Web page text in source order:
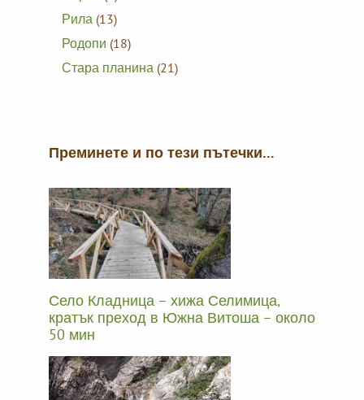
Рила (13)
Родопи (18)
Стара планина (21)
Преминете и по тези пътечки…
Село Кладница – хижа Селимица,
кратък преход в Южна Витоша – около
50 мин